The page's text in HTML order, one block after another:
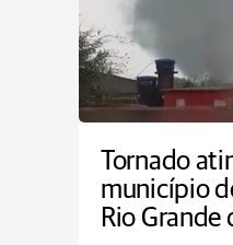
Tornado
município
Rio Grande